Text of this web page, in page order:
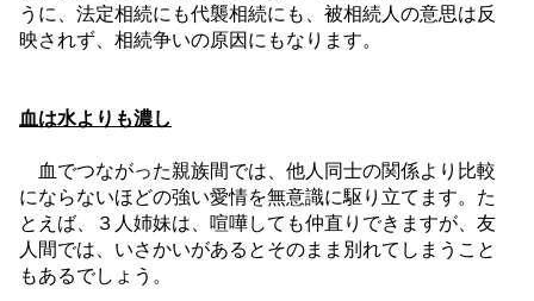
うに、法定相続にも代襲相続にも、被相続人の意思は反
映されず、相続争いの原因にもなります。
血は水よりも濃し
血でつながった親族間では、他人同士の関係より比較
にならないほどの強い愛情を無意識に駆り立てます。た
とえば、３人姉妹は、喧嘩しても仲直りできますが、友
人間では、いさかいがあるとそのまま別れてしまうこと
もあるでしょう。